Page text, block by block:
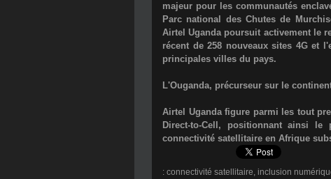
majeur pour les communautés
Parc national des Chutes de
Airtel Uganda poursuit activement le
récent de 258 nouveaux sites 4G et
principales villes du pays.
L'Ouganda, précurseur sur le
Airtel Uganda figure parmi les tout
Direct-to-Cell, positionnant ainsi
connectivité satellitaire en Afrique
: connectivité satellitaire, inclusion